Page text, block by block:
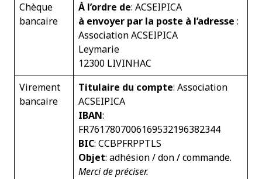
Chèque
bancaire
À l’ordre de: ACSEIPICA
à envoyer par la poste à l’adresse :
Association ACSEIPICA
Leymarie
12300 LIVINHAC
Virement
bancaire
Titulaire du compte: Association
ACSEIPICA
IBAN:
FR7617807006169532196382344
BIC: CCBPFRPPTLS
Objet: adhésion / don / commande.
Merci de préciser.